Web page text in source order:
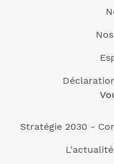
Stratégie 2030 -